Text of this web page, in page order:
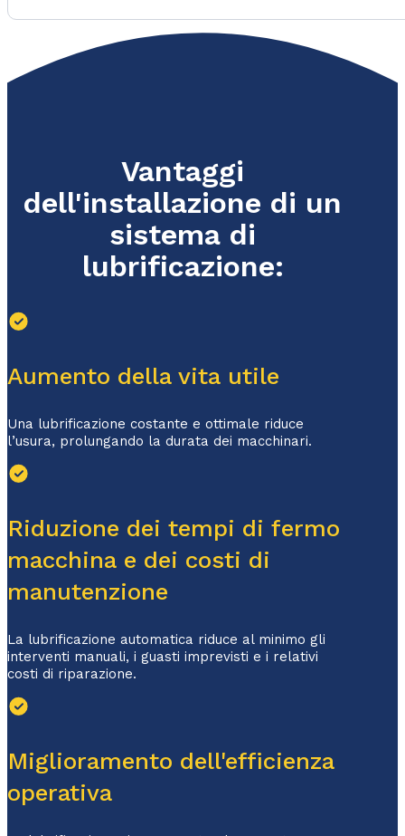
Vantaggi
dell'installazione di un
sistema di
lubrificazione:
Aumento della vita utile
Una lubrificazione costante e ottimale riduce
l’usura, prolungando la durata dei macchinari.
Riduzione dei tempi di fermo
macchina e dei costi di
manutenzione
La lubrificazione automatica riduce al minimo gli
interventi manuali, i guasti imprevisti e i relativi
costi di riparazione.
Miglioramento dell'efficienza
operativa